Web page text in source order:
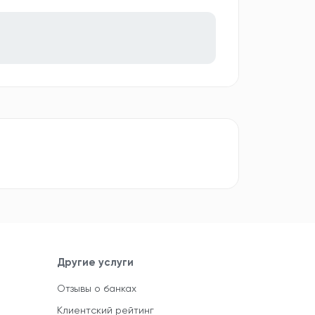
Другие услуги
Отзывы о банках
Клиентский рейтинг